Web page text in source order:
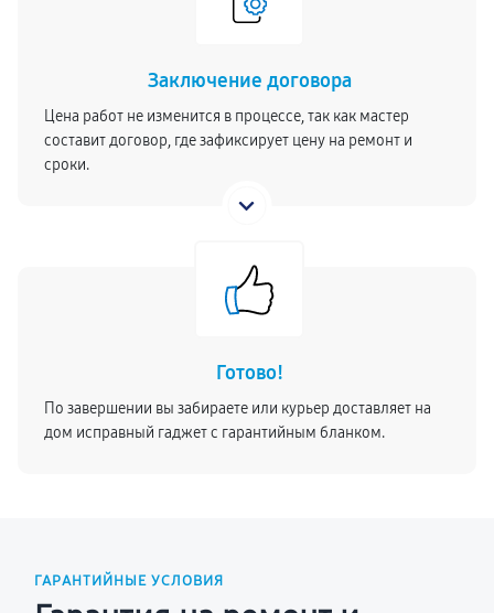
Заключение договора
Цена работ не изменится в процессе, так как мастер
составит договор, где зафиксирует цену на ремонт и
сроки.
Готово!
По завершении вы забираете или курьер доставляет на
дом исправный гаджет с гарантийным бланком.
ГАРАНТИЙНЫЕ УСЛОВИЯ